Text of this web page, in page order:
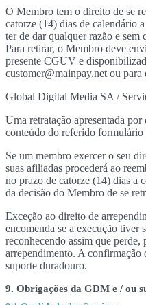
O Membro tem o direito de se
catorze (14) dias de calendário
ter de dar qualquer razão e sem
Para retirar, o Membro deve
presente CGUV e
customer@mainpay.net ou para
Global Digital Media SA /
Uma retratação apresentada
conteúdo do referido formulário
Se um membro exercer o seu
suas afiliadas procederá ao
no prazo de catorze (14) dias a
da decisão do Membro de se
Exceção ao direito de
encomenda se a execução tiver
reconhecendo assim que
arrependimento. A confirmação
suporte duradouro.
9. Obrigações da GDM e / ou